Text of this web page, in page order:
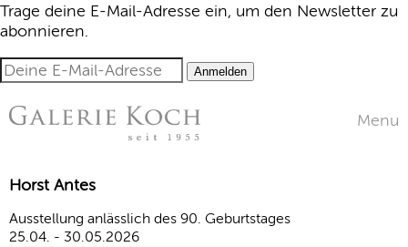
Trage deine E-Mail-Adresse ein, um den Newsletter zu
abonnieren.
Anmelden
Menu
Horst Antes
Ausstellung anlässlich des 90. Geburtstages
25.04. - 30.05.2026